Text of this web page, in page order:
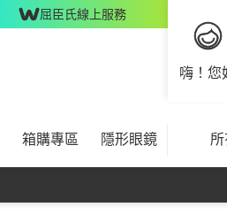
屈臣氏線上服務
嗨！您
箱購專區 隱形眼鏡